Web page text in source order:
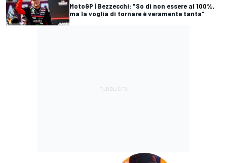
MotoGP | Bezzecchi: "So di non essere al 100%,
ma la voglia di tornare è veramente tanta"